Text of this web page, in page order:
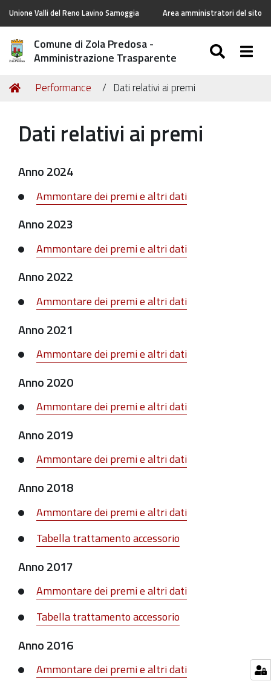
Unione Valli del Reno Lavino Samoggia Area amministratori del sito
Comune di Zola Predosa -
Amministrazione Trasparente
Tu
Home
Performance Dati relativi ai premi
Dati relativi ai premi
Anno 2024
Ammontare dei premi e altri dati
Anno 2023
Ammontare dei premi e altri dati
Anno 2022
Ammontare dei premi e altri dati
Anno 2021
Ammontare dei premi e altri dati
Anno 2020
Ammontare dei premi e altri dati
Anno 2019
Ammontare dei premi e altri dati
Anno 2018
Ammontare dei premi e altri dati
Tabella trattamento accessorio
Anno 2017
Ammontare dei premi e altri dati
Tabella trattamento accessorio
Anno 2016
Ammontare dei premi e altri dati